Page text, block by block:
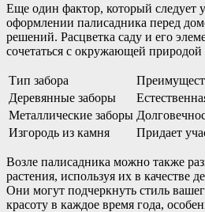
Еще один фактор, который следует
оформлении палисадника перед
решений. Расцветка саду и его
сочетаться с окружающей
Тип забора
Деревянные заборы
Металлические заборы
Изгородь из камня
Придает
Возле палисадника можно также
растения, используя их в качестве
Они могут подчеркнуть стиль
красоту в каждое время года,